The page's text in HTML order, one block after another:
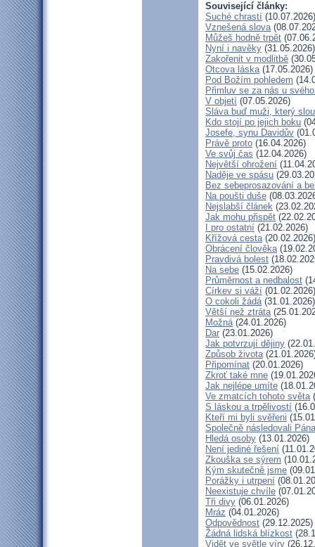
Související články:
Suché chrastí (10.07.2026)
Vznešená slova
Můžeš hodně trpět
Nyní i navěky (31.05.2026)
Zakořenit v modlitbě
Otcova láska(17.05.2026)
Pod Božím pohledem
Přimluv se za nás u
V objetí (07.05.2026)
Sláva buď muži, který
Kdo stojí po jejich boku
Josefe, synu Davidův
Právě proto (16.04.2026)
Ve svůj čas (12.04.2026)
Největší ohrožení
Naděje ve spásu
Bez sebeprosazování a
Na poušti duše
Nejslabší článek
Jak mohu přispět
I pro ostatní (21.02.2026)
Křížová cesta(20.02.2026)
Obrácení člověka
Pravdivá bolest
Na sebe (15.02.2026)
Průměrnost a nedbalost
Církev si váží (01.02.2026)
O cokoli žádá(31.01.2026)
Větší než ztráta
Možná(24.01.2026)
Dar (23.01.2026)
Jak potvrzují dějiny
Způsob života
Připomínat (20.01.2026)
Zkroť také mne
Jak nejlépe umíte
Ve zmatcích tohoto světa
S láskou a trpělivostí
Kteří mi byli svěřeni
Společně následovali Pána
Hledá osoby (13.01.2026)
Není jediné řešení
Zkouška se sýrem
Kým skutečně jsme
Porážky i utrpení
Neexistuje chvíle
Tři divy (06.01.2026)
Mráz (04.01.2026)
Odpovědnost (29.12.2025)
Žádná lidská blízkost
Vidět ve světle víry